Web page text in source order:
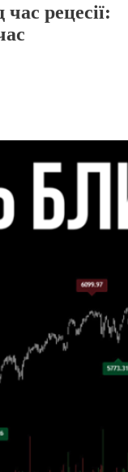
рецесії: